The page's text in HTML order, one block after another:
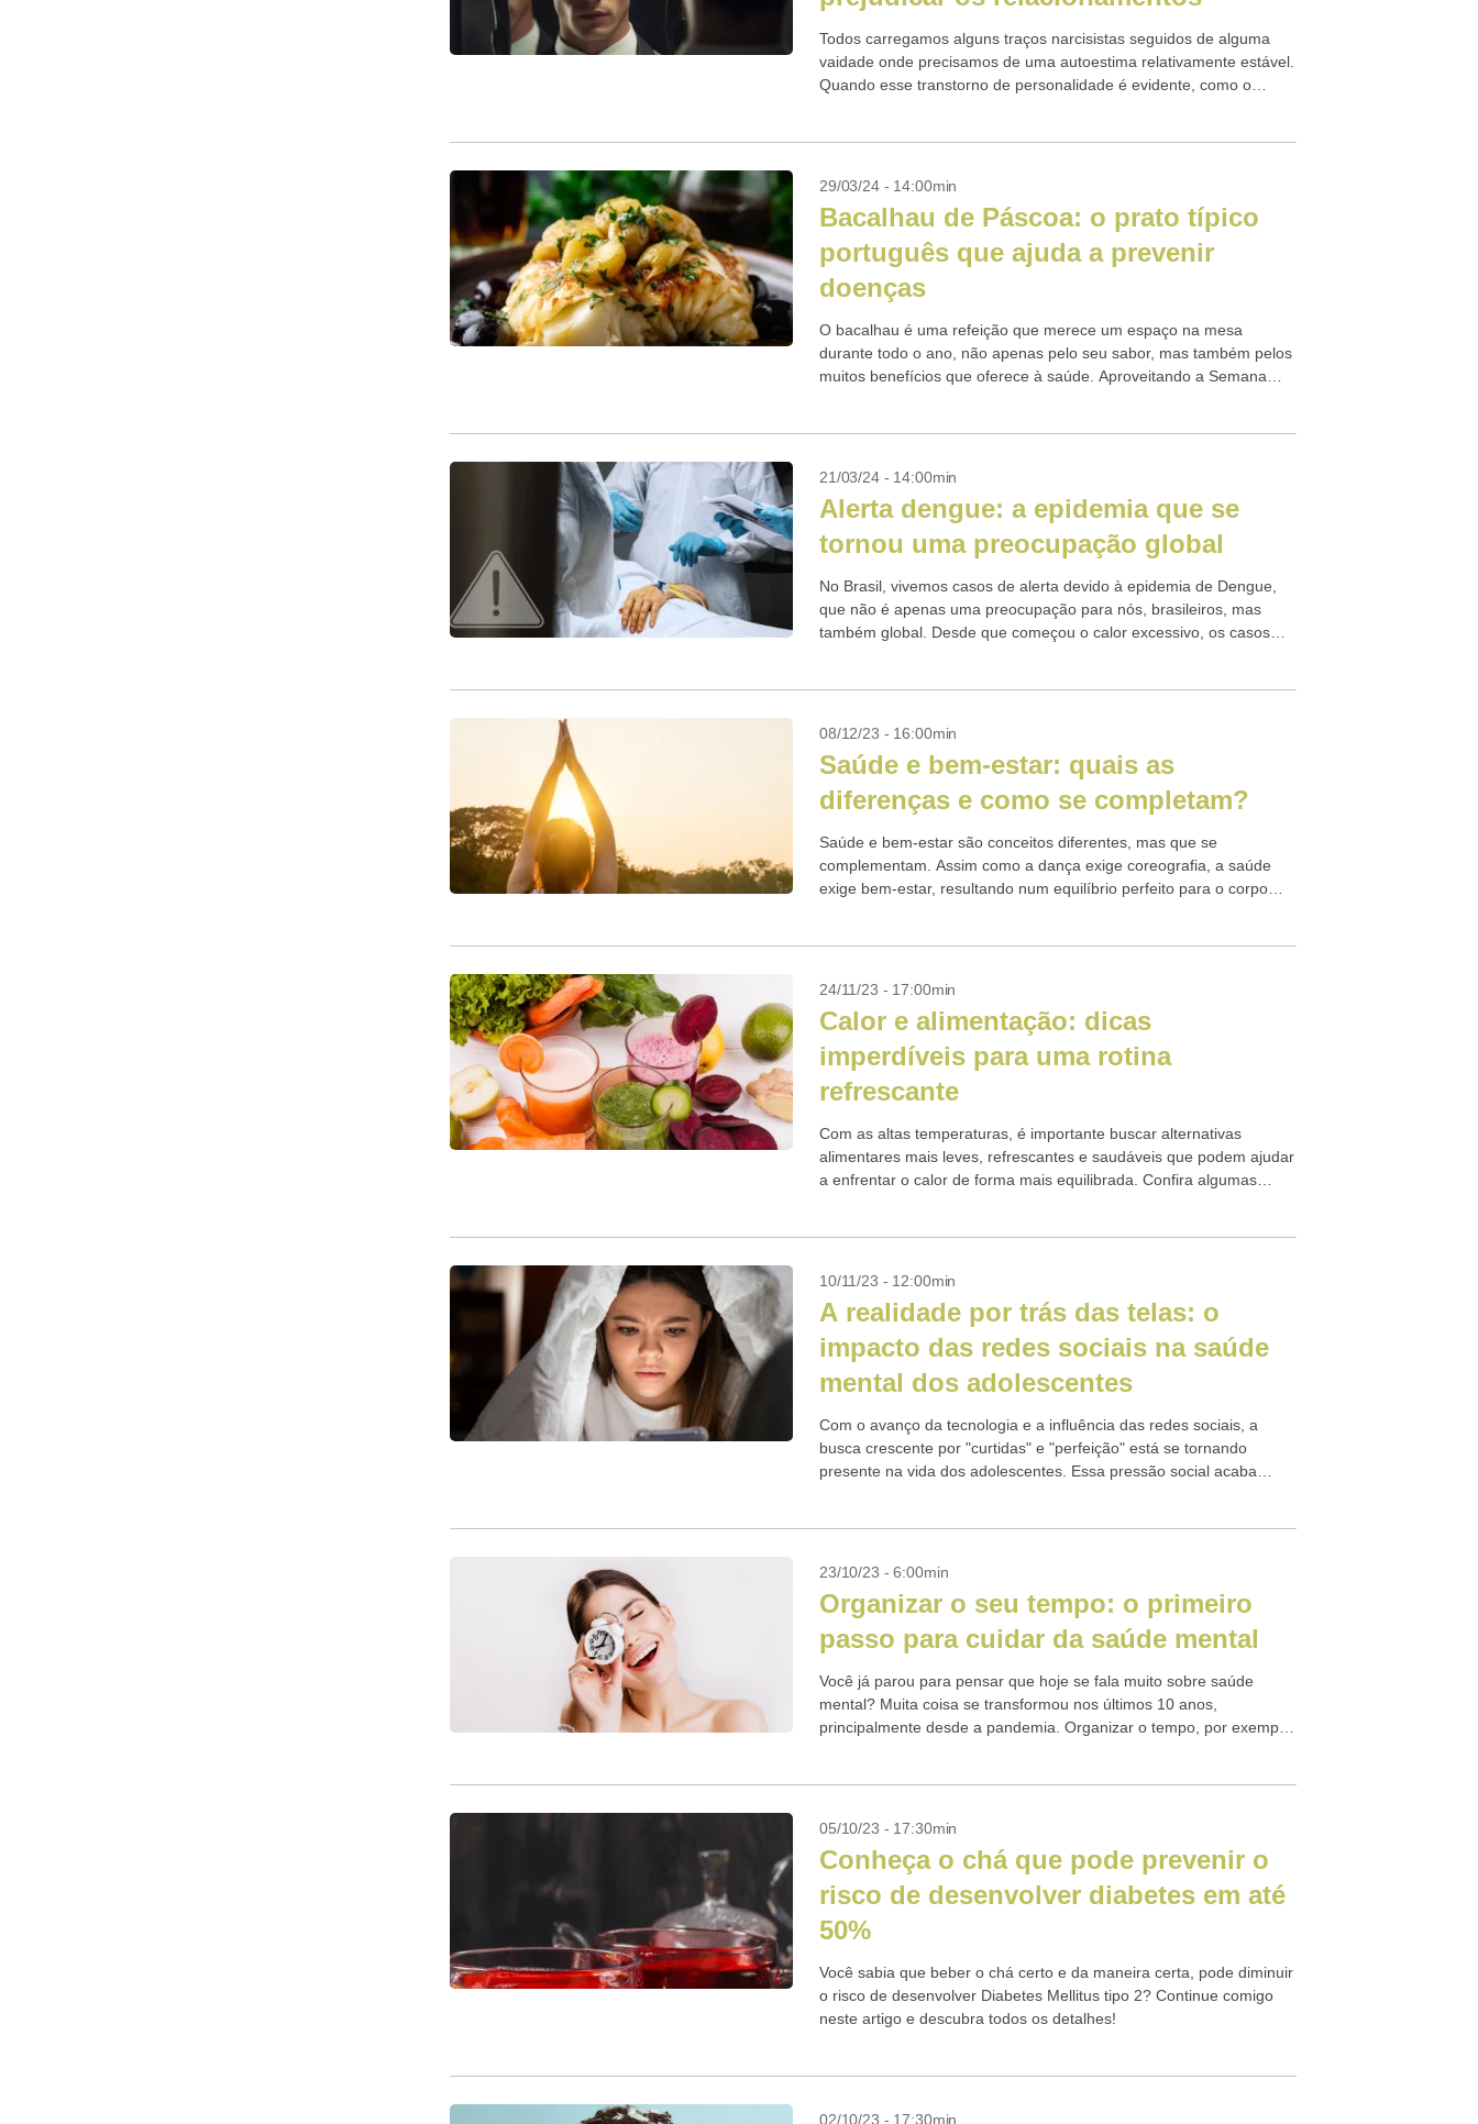
Todos carregamos alguns traços narcisistas seguidos de alguma
vaidade onde precisamos de uma autoestima relativamente estável.
Quando esse transtorno de personalidade é evidente, como o
29/03/24 - 14:00min
Bacalhau de Páscoa: o prato típico
português que ajuda a prevenir
doenças
O bacalhau é uma refeição que merece um espaço na mesa
durante todo o ano, não apenas pelo seu sabor, mas também pelos
muitos benefícios que oferece à saúde. Aproveitando a Semana
21/03/24 - 14:00min
Alerta dengue: a epidemia que se
tornou uma preocupação global
No Brasil, vivemos casos de alerta devido à epidemia de Dengue,
que não é apenas uma preocupação para nós, brasileiros, mas
também global. Desde que começou o calor excessivo, os casos
08/12/23 - 16:00min
Saúde e bem-estar: quais as
diferenças e como se completam?
Saúde e bem-estar são conceitos diferentes, mas que se
complementam. Assim como a dança exige coreografia, a saúde
exige bem-estar, resultando num equilíbrio perfeito para o corpo
24/11/23 - 17:00min
Calor e alimentação: dicas
imperdíveis para uma rotina
refrescante
Com as altas temperaturas, é importante buscar alternativas
alimentares mais leves, refrescantes e saudáveis que podem ajudar
a enfrentar o calor de forma mais equilibrada. Confira algumas
10/11/23 - 12:00min
A realidade por trás das telas: o
impacto das redes sociais na saúde
mental dos adolescentes
Com o avanço da tecnologia e a influência das redes sociais, a
busca crescente por "curtidas" e "perfeição" está se tornando
presente na vida dos adolescentes. Essa pressão social acaba
23/10/23 - 6:00min
Organizar o seu tempo: o primeiro
passo para cuidar da saúde mental
Você já parou para pensar que hoje se fala muito sobre saúde
mental? Muita coisa se transformou nos últimos 10 anos,
principalmente desde a pandemia. Organizar o tempo, por exemplo,
05/10/23 - 17:30min
Conheça o chá que pode prevenir o
risco de desenvolver diabetes em até
50%
Você sabia que beber o chá certo e da maneira certa, pode diminuir
o risco de desenvolver Diabetes Mellitus tipo 2? Continue comigo
neste artigo e descubra todos os detalhes!
02/10/23 - 17:30min